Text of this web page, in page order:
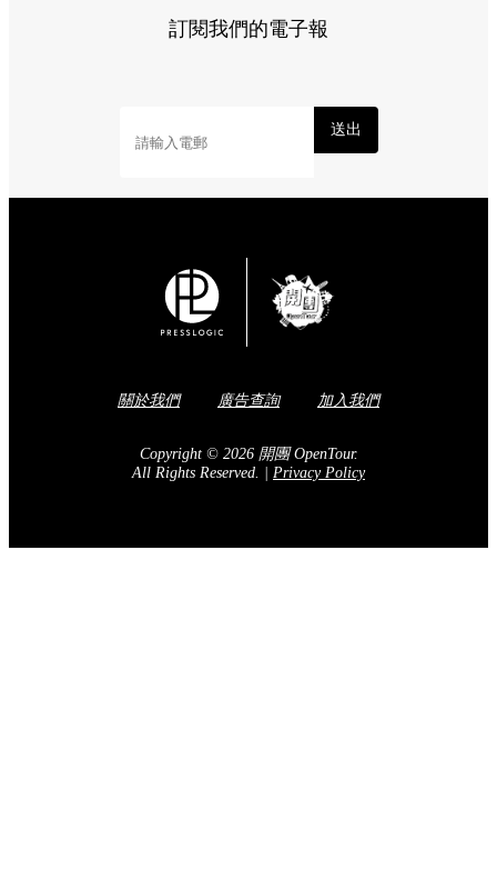
訂閱我們的電子報
送出
關於我們 廣告查詢 加入我們
Copyright © 2026 開團 OpenTour.
All Rights Reserved.
Privacy Policy